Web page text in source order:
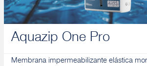
Aquazip One Pro
Membrana impermeabilizante elástica